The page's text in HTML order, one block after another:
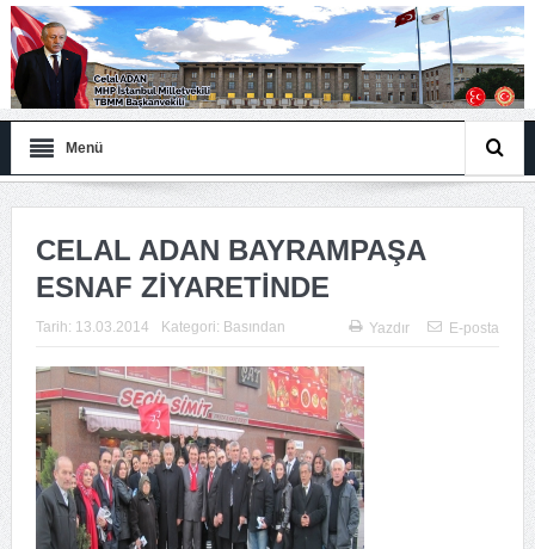
Menü
CELAL ADAN BAYRAMPAŞA
ESNAF ZİYARETİNDE
Tarih: 13.03.2014 Kategori: Basından Yazdır E-posta